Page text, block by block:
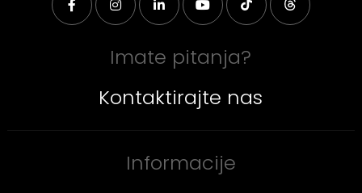
Imate pitanja?
Kontaktirajte nas
Informacije